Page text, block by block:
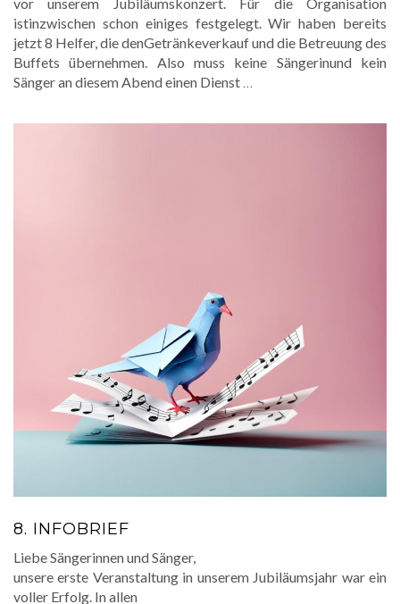
istinzwischen schon einiges festgelegt. Wir haben bereits
jetzt 8 Helfer, die denGetränkeverkauf und die Betreuung des
Buffets übernehmen. Also muss keine Sängerinund kein
Sänger an diesem Abend einen Dienst …
8. INFOBRIEF
Liebe Sängerinnen und Sänger,
unsere erste Veranstaltung in unserem Jubiläumsjahr war ein
voller Erfolg. In allen